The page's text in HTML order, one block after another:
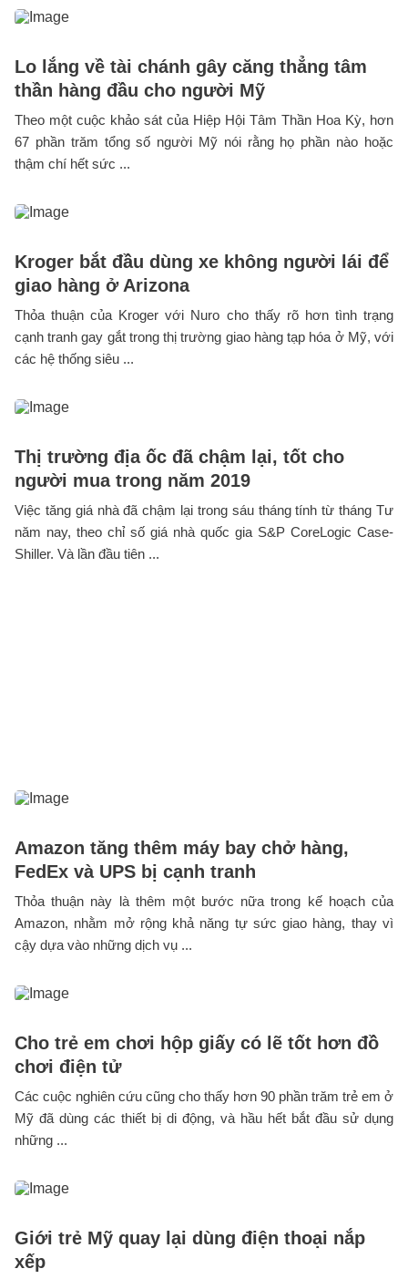
Lo lắng về tài chánh gây căng thẳng tâm
thần hàng đầu cho người Mỹ
Theo một cuộc khảo sát của Hiệp Hội Tâm Thần Hoa Kỳ, hơn
67 phần trăm tổng số người Mỹ nói rằng họ phần nào hoặc
thậm chí hết sức ...
Kroger bắt đầu dùng xe không người lái để
giao hàng ở Arizona
Thỏa thuận của Kroger với Nuro cho thấy rõ hơn tình trạng
cạnh tranh gay gắt trong thị trường giao hàng tạp hóa ở Mỹ, với
các hệ thống siêu ...
Thị trường địa ốc đã chậm lại, tốt cho
người mua trong năm 2019
Việc tăng giá nhà đã chậm lại trong sáu tháng tính từ tháng Tư
năm nay, theo chỉ số giá nhà quốc gia S&P CoreLogic Case-
Shiller. Và lần đầu tiên ...
Amazon tăng thêm máy bay chở hàng,
FedEx và UPS bị cạnh tranh
Thỏa thuận này là thêm một bước nữa trong kế hoạch của
Amazon, nhằm mở rộng khả năng tự sức giao hàng, thay vì
cậy dựa vào những dịch vụ ...
Cho trẻ em chơi hộp giấy có lẽ tốt hơn đồ
chơi điện tử
Các cuộc nghiên cứu cũng cho thấy hơn 90 phần trăm trẻ em ở
Mỹ đã dùng các thiết bị di động, và hầu hết bắt đầu sử dụng
những ...
Giới trẻ Mỹ quay lại dùng điện thoại nắp
xếp